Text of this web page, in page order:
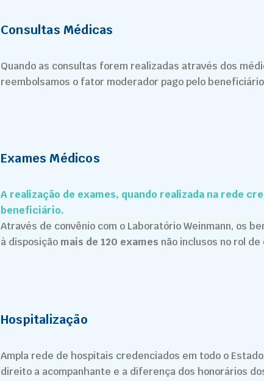
Consultas Médicas
Quando as consultas forem realizadas através dos
reembolsamos o fator moderador pago pelo
Exames Médicos
A realização de exames, quando realizada na rede
beneficiário.
Através de convênio com o Laboratório Weinmann, os
à disposição mais de 120 exames não inclusos no rol
Hospitalização
Ampla rede de hospitais credenciados em todo o
direito a acompanhante e a diferença dos honorários